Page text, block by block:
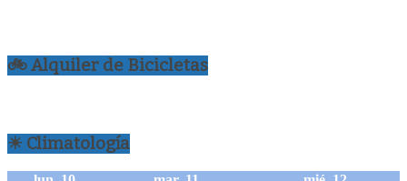
🚲 Alquiler de Bicicletas
☀ Climatología